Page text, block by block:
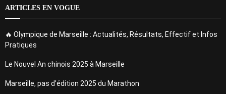
ARTICLES EN VOGUE
🔥 Olympique de Marseille : Actualités, Résultats, Effectif et Infos
Pratiques
Le Nouvel An chinois 2025 à Marseille
Marseille, pas d’édition 2025 du Marathon